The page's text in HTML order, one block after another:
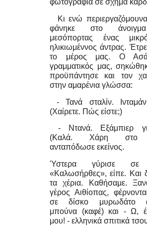
φωτογραφία σε σχήμα
Κι ενώ
φάνηκε στο
μεσόπορτας ένας
ηλικιωμέννος άντρας.
το μέρος μας. Ο
γραμματικός μας,
προϋπάντησε και τον
στην αμαρένια γλώσσα:
- Τανά σταλίν.
(Χαίρετε. Πώς είστε;)
- Ντανά. Εξάμπιερ
(Καλά. Χάρη στο
ανταπόδωσε εκείνος.
Ύστερα γύρισε σε
«Καλωσήρθες», είπε. Και
τα χέρια. Καθήσαμε.
γέρος Αιθίοπας,
σε δίσκο μυρωδάτο
μπούνα (καφέ) και - Ω,
μου! - ελληνικά σπιτικά